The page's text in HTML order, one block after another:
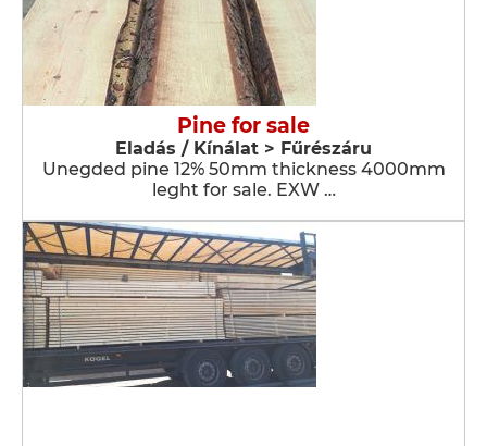
Pine for sale
Eladás / Kínálat > Fűrészáru
Unegded pine 12% 50mm thickness 4000mm
leght for sale. EXW …